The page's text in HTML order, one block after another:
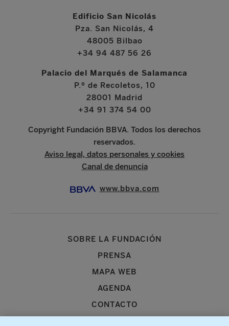
Edificio San Nicolás
Pza. San Nicolás, 4
48005 Bilbao
+34 94 487 56 26
Palacio del Marqués de Salamanca
P.º de Recoletos, 10
28001 Madrid
+34 91 374 54 00
Copyright Fundación BBVA. Todos los derechos
reservados.
Aviso legal, datos personales y cookies
Canal de denuncia
www.bbva.com
SOBRE LA FUNDACIÓN
PRENSA
MAPA WEB
AGENDA
CONTACTO